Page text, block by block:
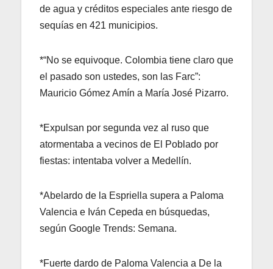
de agua y créditos especiales ante riesgo de
sequías en 421 municipios.
*“No se equivoque. Colombia tiene claro que
el pasado son ustedes, son las Farc”:
Mauricio Gómez Amín a María José Pizarro.
*Expulsan por segunda vez al ruso que
atormentaba a vecinos de El Poblado por
fiestas: intentaba volver a Medellín.
*Abelardo de la Espriella supera a Paloma
Valencia e Iván Cepeda en búsquedas,
según Google Trends: Semana.
*Fuerte dardo de Paloma Valencia a De la